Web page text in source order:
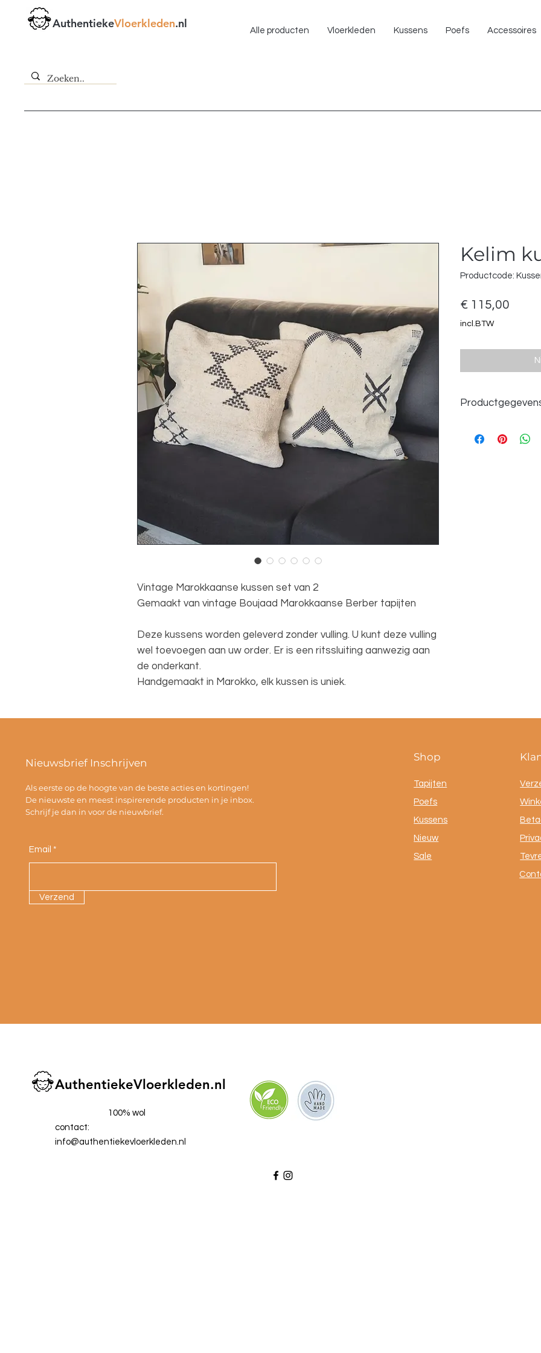
AuthentiekeVloerkleden.nl
Alle producten Vloerkleden Kussens Poefs Accessoires
Vintage Marokkaanse kussen set van 2
Gemaakt van vintage Boujaad Marokkaanse Berber tapijten
Deze kussens worden geleverd zonder vulling. U kunt deze vulling
wel toevoegen aan uw order. Er is een ritssluiting aanwezig aan
de onderkant.
Handgemaakt in Marokko, elk kussen is uniek.
Kelim
Productcode:
€ 115,00
incl.BTW
Nieuwsbrief Inschrijven
Als eerste op de hoogte van de beste acties en kortingen!
De nieuwste en meest inspirerende producten in je inbox.
Schrijf je dan in voor de nieuwbrief.
Email
Verzend
Shop
Tapijten
Poefs
Kussens
Nieuw
Sale
AuthentiekeVloerkleden.nl
100% wol
contact:
info@authentiekevloerkleden.nl